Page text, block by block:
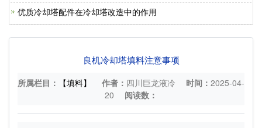
优质冷却塔配件在冷却塔改造中的作用
良机冷却塔填料注意事项
所属栏目： 【填料】 作者： 四川巨龙液冷 时间： 2025-04-
20
阅读数：